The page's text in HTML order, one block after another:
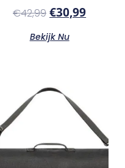
€42,99 €30,99
Bekijk Nu